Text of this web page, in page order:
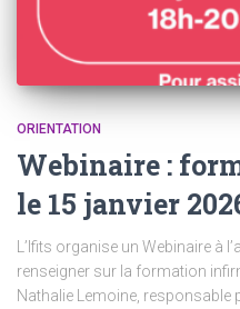
ORIENTATION
Webinaire :
le 15 janvier
L’Ifits organise un Webinaire à
renseigner sur la formation
Nathalie Lemoine, responsable